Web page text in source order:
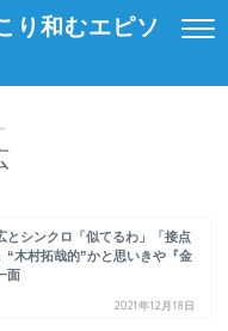
り和むエピソ
とシンクロ「似てるわ」「接点
“木村拓哉的”かと思いきや『金
面
2021年12月18日